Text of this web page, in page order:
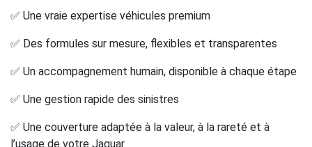
✅ Une vraie expertise véhicules premium
✅ Des formules sur mesure, flexibles et transparentes
✅ Un accompagnement humain, disponible à chaque étape
✅ Une gestion rapide des sinistres
✅ Une couverture adaptée à la valeur, à la rareté et à
l’usage de votre Jaguar